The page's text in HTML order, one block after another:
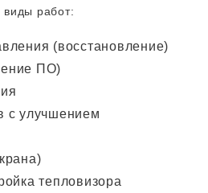
работ:
(восстановление)
ПО)
с улучшением
тепловизора